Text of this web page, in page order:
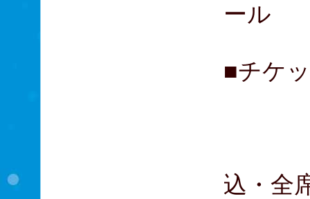
ール
■チケ
込・全